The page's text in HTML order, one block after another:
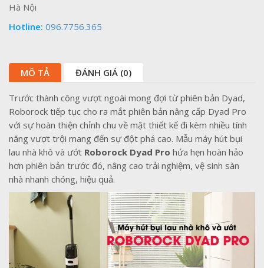
Hà Nội
Hotline: 096.7756.365
MÔ TẢ ĐÁNH GIÁ (0)
Trước thành công vượt ngoài mong đợi từ phiên bản Dyad,
Roborock tiếp tục cho ra mắt phiên bản nâng cấp Dyad Pro
với sự hoàn thiện chỉnh chu về mặt thiết kế đi kèm nhiều tính
năng vượt trội mang đến sự đột phá cao. Mẫu máy hút bụi
lau nhà khô và ướt Roborock Dyad Pro hứa hẹn hoàn hảo
hơn phiên bản trước đó, nâng cao trải nghiệm, vệ sinh sàn
nhà nhanh chóng, hiệu quả.